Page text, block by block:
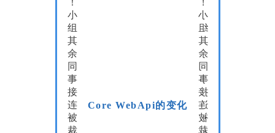
Core WebApi的变化